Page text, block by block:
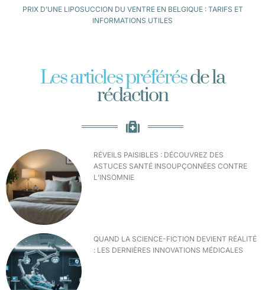
PRIX D’UNE LIPOSUCCION DU VENTRE EN BELGIQUE : TARIFS ET
INFORMATIONS UTILES
Les articles préférésde la
rédaction
RÉVEILS PAISIBLES : DÉCOUVREZ DES
ASTUCES SANTÉ INSOUPÇONNÉES CONTRE
L’INSOMNIE
QUAND LA SCIENCE-FICTION DEVIENT RÉALITÉ
: LES DERNIÈRES INNOVATIONS MÉDICALES